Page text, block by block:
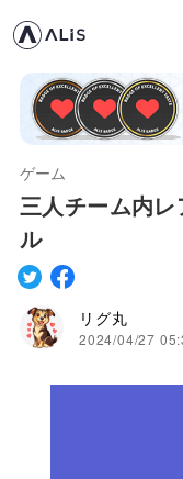
ゲーム
三人チーム内
ル
リグ丸
2024/04/27